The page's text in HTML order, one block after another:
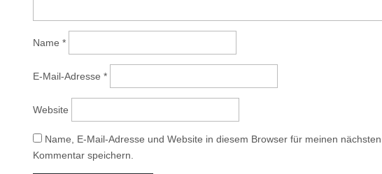
Name *
E-Mail-Adresse *
Website
Name, E-Mail-Adresse und Website in diesem Browser für meinen nächsten
Kommentar speichern.